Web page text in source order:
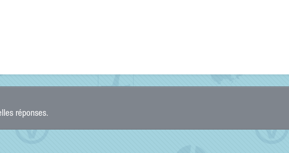
réponses.